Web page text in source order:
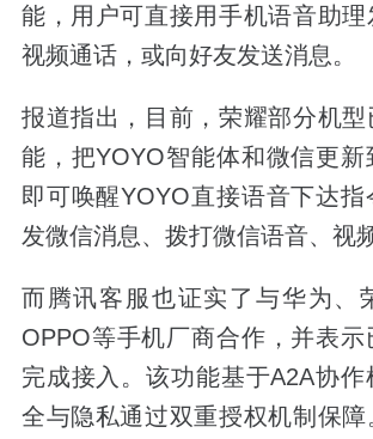
能，用户可直接用手机语音助
视频通话，或向好友发送消息。
报道指出，目前，荣耀部分机
能，把YOYO智能体和微信更新
即可唤醒YOYO直接语音下达指
发微信消息、拨打微信语音、视
而腾讯客服也证实了与华为、
OPPO等手机厂商合作，并表示
完成接入。该功能基于A2A协作
全与隐私通过双重授权机制保